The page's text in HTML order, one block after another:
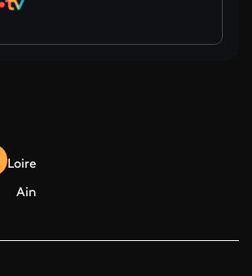
préféré des Français 2024' sur Facebook
préféré des Français 2024' sur X
'Le monument préféré des Français 2024' sur LinkedIn
Loire
Ain